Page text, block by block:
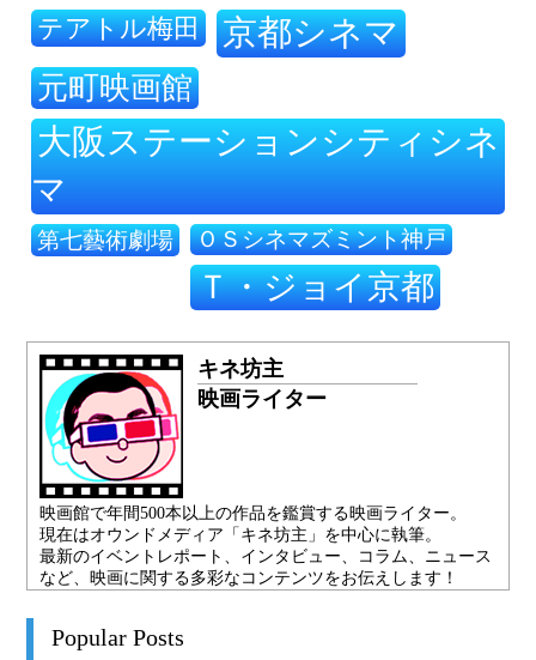
テアトル梅田 京都シネマ
元町映画館
大阪ステーションシティシネ
マ
第七藝術劇場 ＯＳシネマズミント神戸
Ｔ・ジョイ京都
キネ坊主
映画ライター
映画館で年間500本以上の作品を鑑賞する映画ライター。
現在はオウンドメディア「キネ坊主」を中心に執筆。
最新のイベントレポート、インタビュー、コラム、ニュース
など、映画に関する多彩なコンテンツをお伝えします！
Popular Posts